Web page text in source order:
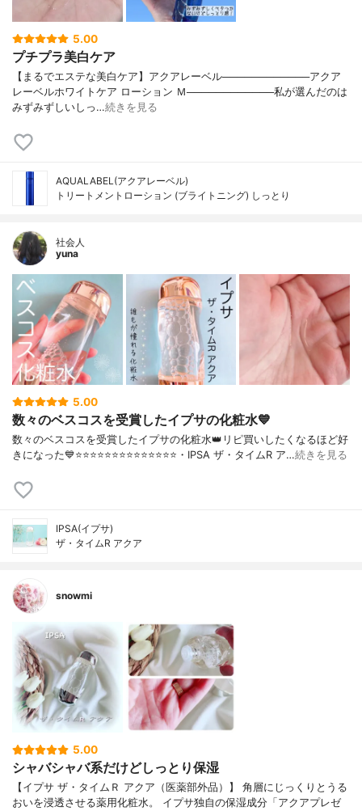
5.00
プチプラ美白ケア
【まるでエステな美白ケア】アクアレーベル────────────アクア
レーベルホワイトケア ローション Ｍ────────────私が選んだのは
みずみずしいしっ…続きを見る
AQUALABEL(アクアレーベル)
トリートメントローション (ブライトニング) しっとり
社会人
yuna
5.00
数々のベスコスを受賞したイプサの化粧水💙
数々のベスコスを受賞したイプサの化粧水👑リピ買いしたくなるほど好
きになった💙⭐️⭐️⭐️⭐️⭐️⭐️⭐️⭐️⭐️⭐️⭐️⭐️⭐️⭐️・IPSA ザ・タイムR ア…続きを見る
IPSA(イプサ)
ザ・タイムR アクア
snowmi
5.00
シャバシャバ系だけどしっとり保湿
【イプサ ザ・タイムＲ アクア（医薬部外品）】 角層にじっくりとうる
おいを浸透させる薬用化粧水。 イプサ独自の保湿成分「アクアプレゼ